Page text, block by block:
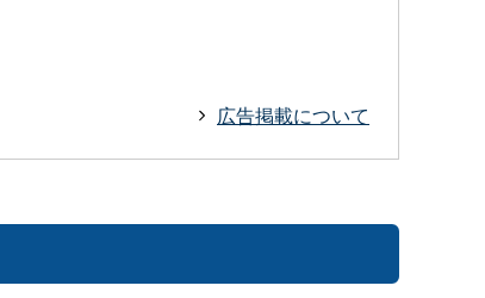
広告掲載について